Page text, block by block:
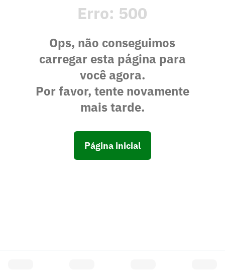
Erro: 500
Ops, não conseguimos
carregar esta página para
você agora.
Por favor, tente novamente
mais tarde.
Página inicial